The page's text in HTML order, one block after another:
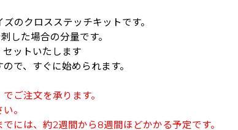
のクロスステッチキットです。
した場合の分量です。
ットいたします
で、すぐに始められます。
ご注文を承ります。
。
には、約2週間から8週間ほどかかる予定です。